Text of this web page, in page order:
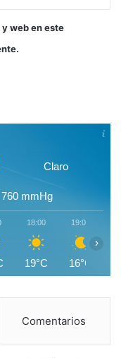
web en este
Claro
760 mmHg
18:00
19°C
19:00
16°C
›
Comentarios